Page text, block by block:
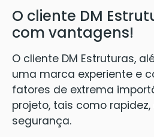
O cliente DM
com vantagens!
O cliente DM Estruturas,
uma marca experiente e
fatores de extrema
projeto, tais como
segurança.